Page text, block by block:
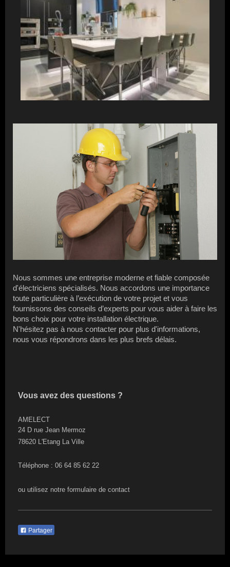
Nous sommes une entreprise moderne et fiable composée
d'électriciens spécialisés. Nous accordons une importance
toute particulière à l’exécution de votre projet et vous
fournissons des conseils d’experts pour vous aider à faire les
bons choix pour votre installation électrique.
N'hésitez pas à nous contacter pour plus d'informations,
nous vous répondrons dans les plus brefs délais.
Vous avez des questions ?
AMELECT
24 D rue Jean Mermoz
78620 L'Etang La Ville
Téléphone : 06 64 85 62 22
ou utilisez notre formulaire de contact
Partager